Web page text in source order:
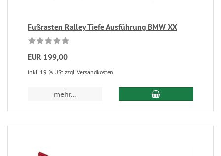
Fußrasten Ralley Tiefe Ausführung BMW XX
EUR 199,00
inkl. 19 % USt zzgl. Versandkosten
mehr...